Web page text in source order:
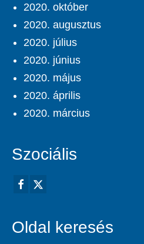
2020. október
2020. augusztus
2020. július
2020. június
2020. május
2020. április
2020. március
Szociális
Oldal keresés